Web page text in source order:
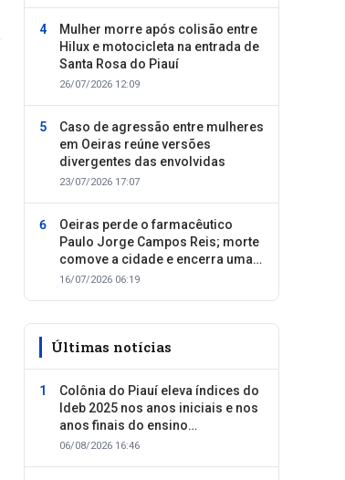
Mulher morre após colisão entre
Hilux e motocicleta na entrada de
Santa Rosa do Piauí
26/07/2026 12:09
Caso de agressão entre mulheres
em Oeiras reúne versões
divergentes das envolvidas
23/07/2026 17:07
Oeiras perde o farmacêutico
Paulo Jorge Campos Reis; morte
comove a cidade e encerra uma
trajetória dedicada ao cuidado
16/07/2026 06:19
Últimas notícias
Colônia do Piauí eleva índices do
Ideb 2025 nos anos iniciais e nos
anos finais do ensino
fundamental
06/08/2026 16:46